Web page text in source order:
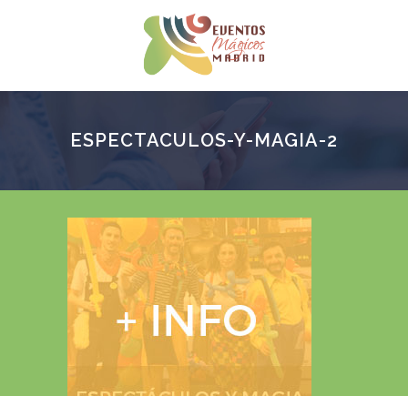
ESPECTACULOS-Y-MAGIA-2